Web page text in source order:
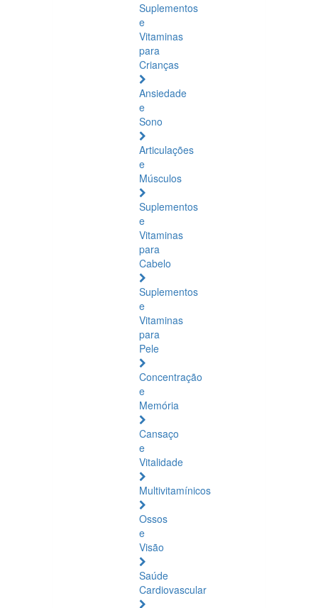
Suplementos
e
Vitaminas
para
Crianças
Ansiedade
e
Sono
Articulações
e
Músculos
Suplementos
e
Vitaminas
para
Cabelo
Suplementos
e
Vitaminas
para
Pele
Concentração
e
Memória
Cansaço
e
Vitalidade
Multivitamínicos
Ossos
e
Visão
Saúde
Cardiovascular